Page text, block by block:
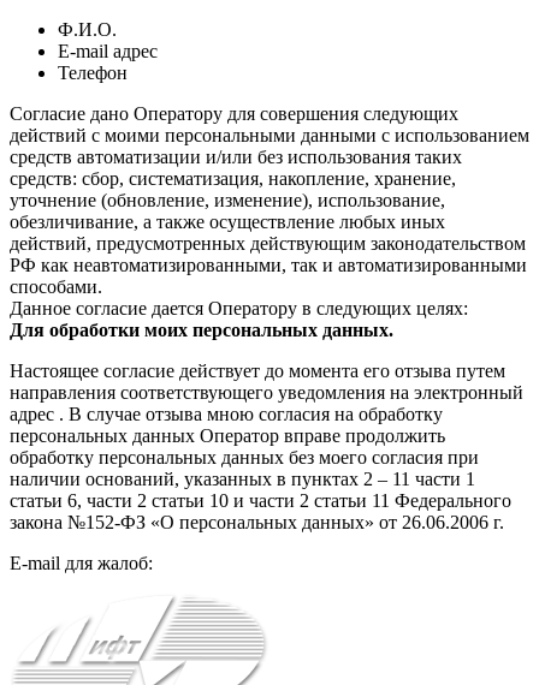
Ф.И.О.
E-mail адрес
Телефон
Согласие дано Оператору для совершения следующих
действий с моими персональными данными с использованием
средств автоматизации и/или без использования таких
средств: сбор, систематизация, накопление, хранение,
уточнение (обновление, изменение), использование,
обезличивание, а также осуществление любых иных
действий, предусмотренных действующим законодательством
РФ как неавтоматизированными, так и автоматизированными
способами.
Данное согласие дается Оператору в следующих целях:
Для обработки моих персональных данных.
Настоящее согласие действует до момента его отзыва путем
направления соответствующего уведомления на электронный
адрес . В случае отзыва мною согласия на обработку
персональных данных Оператор вправе продолжить
обработку персональных данных без моего согласия при
наличии оснований, указанных в пунктах 2 – 11 части 1
статьи 6, части 2 статьи 10 и части 2 статьи 11 Федерального
закона №152-ФЗ «О персональных данных» от 26.06.2006 г.
E-mail для жалоб: